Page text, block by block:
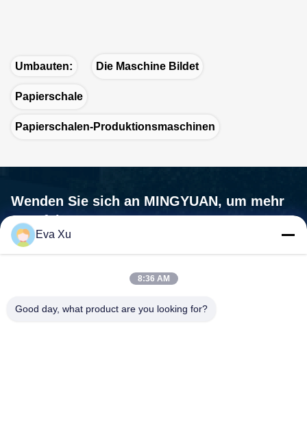
Umbauten: Die Maschine Bildet
Papierschale
Papierschalen-Produktionsmaschinen
Wenden Sie sich an MINGYUAN, um mehr
zu erfahren.
Wir sind nicht nur ein Maschinenlieferant, wir sind Ihr Partner, Ihr
Ruian, Provinz Zhejiang - 325200 China
Eva Xu
8:36 AM
Good day, what product are you looking for?